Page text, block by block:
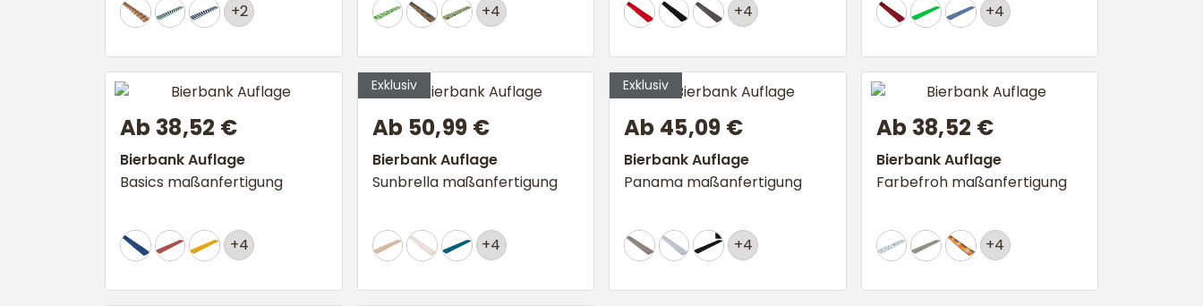
+2 +4 +4 +4
Ab 38,52 €
Bierbank Auflage
Basics maßanfertigung
+4
Ab 50,99 €
Bierbank Auflage
Sunbrella maßanfertigung
+4
Ab 45,09 €
Bierbank Auflage
Panama maßanfertigung
+4
Ab 38,52 €
Bierbank Auflage
Farbefroh maßanfertigung
+4